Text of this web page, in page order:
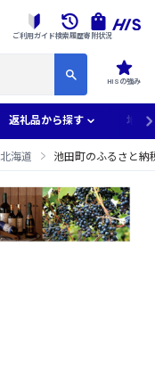
HISの強み
ご利用ガイド検索履歴寄附状況
返礼品から探す 地域
北海道 池田町のふるさと納